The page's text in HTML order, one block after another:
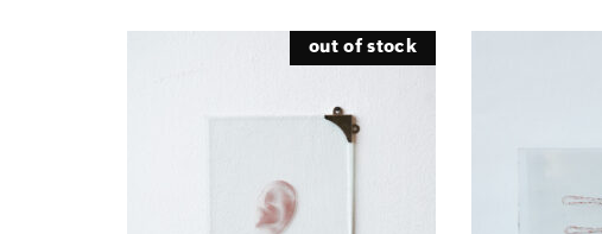
out of stock